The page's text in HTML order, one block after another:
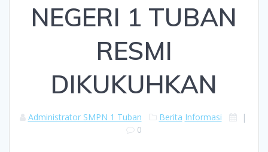
NEGERI 1 TUBAN
RESMI
DIKUKUHKAN
Administrator SMPN 1 Tuban Berita Informasi
|
0